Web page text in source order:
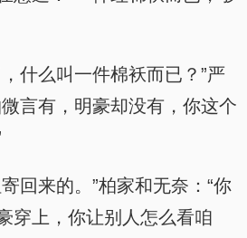
什么叫一件棉袄而已？”严
言有，明豪却没有，你这个
回来的。”柏家和无奈：“你
穿上，你让别人怎么看咱